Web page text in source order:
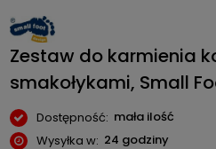
Zestaw do karmienia
smakołykami, Small
Dostępność: mała ilość
Wysyłka w: 24 godziny